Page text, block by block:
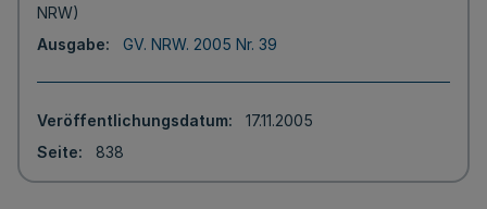
NRW)
Ausgabe
GV. NRW. 2005 Nr. 39
Veröffentlichungsdatum
17.11.2005
Seite
838